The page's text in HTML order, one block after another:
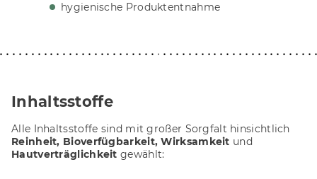
hygienische Produktentnahme
Inhaltsstoffe
Alle Inhaltsstoffe sind mit großer Sorgfalt hinsichtlich
Reinheit, Bioverfügbarkeit, Wirksamkeit und
Hautverträglichkeit gewählt: